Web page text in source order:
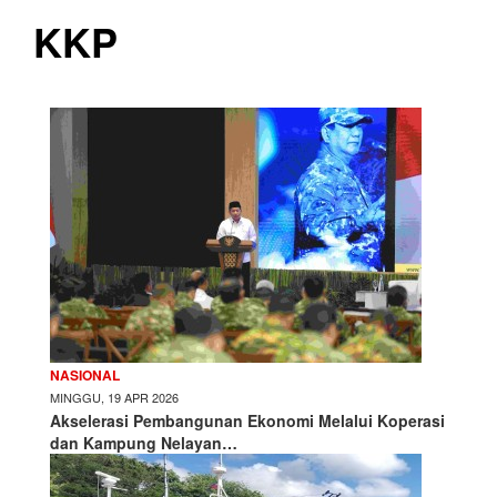
KKP
NASIONAL
MINGGU, 19 APR 2026
Akselerasi Pembangunan Ekonomi Melalui Koperasi
dan Kampung Nelayan…